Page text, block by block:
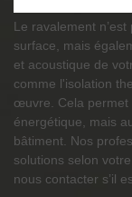
Le ravalement
surface, mais
et acoustique de
comme l'isolation
œuvre. Cela permet
énergétique, mais
bâtiment. Nos
solutions selon
nous contacter s’il